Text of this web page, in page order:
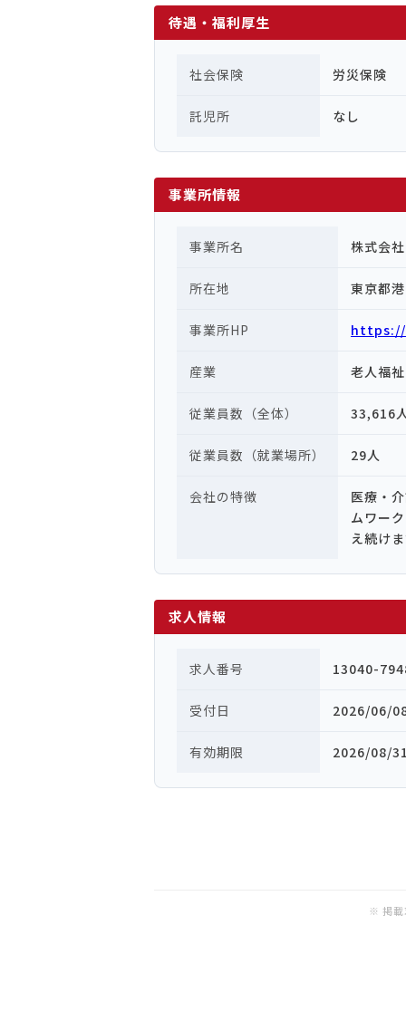
待遇・福利厚生
社会保険 労災保険
託児所 なし
事業所情報
事業所名 株式会
所在地 東京都
事業所HP https://
産業 老人福
従業員数（全体） 33,616
従業員数（就業場所） 29人
会社の特徴
医療・
ムワー
え続け
求人情報
求人番号 13040-
受付日 2026/06/
有効期限 2026/08/
※ 掲載